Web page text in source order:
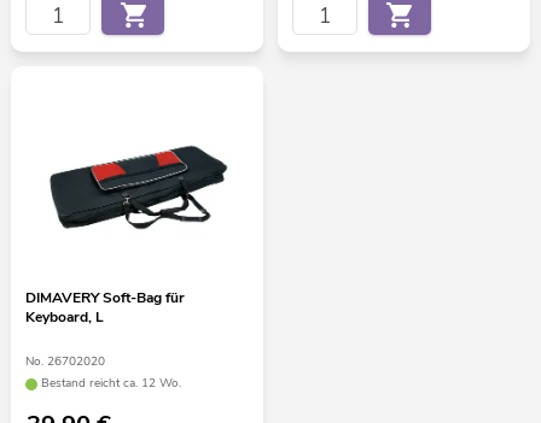
DIMAVERY Soft-Bag für
Keyboard, L
No. 26702020
Bestand reicht ca. 12 Wo.